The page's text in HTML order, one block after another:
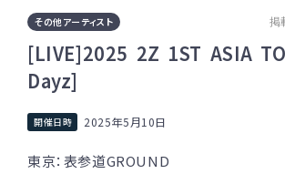
その他アーティスト 掲
[LIVE]2025 2Z 1ST ASIA
Dayz]
2025年5月10日
東京：表参道GROUND